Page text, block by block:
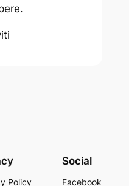
Policy
Social
Facebook